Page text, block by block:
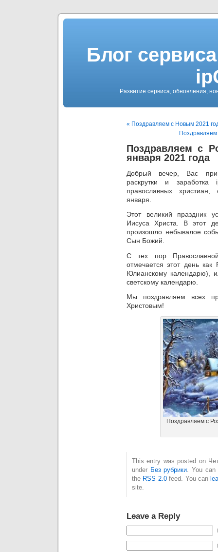
Блог
Развитие сервиса, обновления,
« Поздравляем с Новым 2021
Поздравляем с
января 2021 года
Добрый вечер, Вас
раскрутки и
православных
января.
Этот великий праздник
Иисуса Христа. В этот
произошло небывалое
Сын Божий.
С тех пор
отмечается этот день
Юлианскому календарю),
светскому календарю.
Мы поздравляем всех
Христовым!
Поздравляем с
This entry was posted on
under Без рубрики . You
the RSS 2.0feed. You can
site.
Leave a Reply